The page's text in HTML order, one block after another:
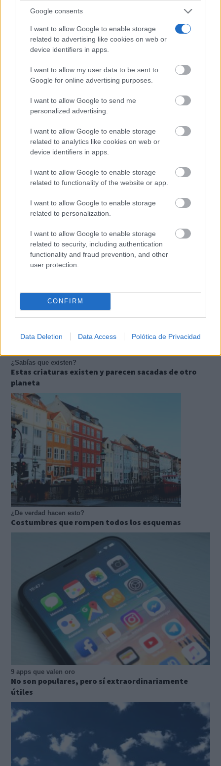
Google consents
I want to allow Google to enable storage
related to advertising like cookies on web or
device identifiers in apps.
I want to allow my user data to be sent to
Google for online advertising purposes.
I want to allow Google to send me
personalized advertising.
I want to allow Google to enable storage
related to analytics like cookies on web or
device identifiers in apps.
I want to allow Google to enable storage
related to functionality of the website or app.
I want to allow Google to enable storage
related to personalization.
I want to allow Google to enable storage
related to security, including authentication
functionality and fraud prevention, and other
user protection.
CONFIRM
Data Deletion Data Access Polótica de Privacidad
¿Por qué se contagia?
La ciencia explica por qué el bostezo es contagioso
El truco contra la cal
Di adiós a la cal del baño con estos sencillos consejos
¿Sabías que existen?
Estas criaturas existen y parecen sacadas de otro
planeta
¿De verdad hacen esto?
Costumbres que rompen todos los esquemas
9 apps que valen oro
No son populares, pero sí extraordinariamente
útiles